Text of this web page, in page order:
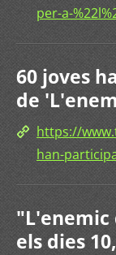
per-a-
60 joves
de
https://
han-
"L'enemic
els dies